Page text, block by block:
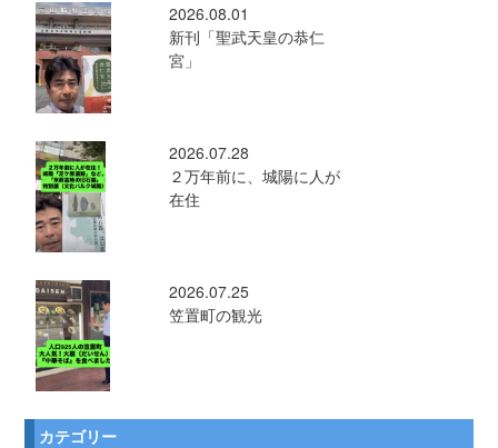
2026.08.01
新刊「聖武天皇の恭仁
宮」
2026.07.28
２万年前に、城陽に人が
在住
2026.07.25
笠置町の観光
カテゴリー